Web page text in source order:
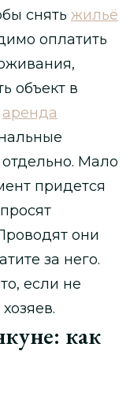
снять жильё
оплатить
объект в
аренда
Мало
придется
они
за него.
если не
как